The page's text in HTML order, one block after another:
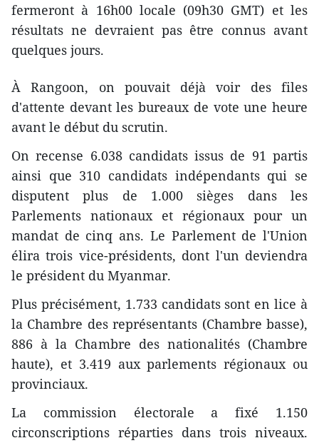
fermeront à 16h00 locale (09h30 GMT) et les
résultats ne devraient pas être connus avant
quelques jours.
À Rangoon, on pouvait déjà voir des files
d'attente devant les bureaux de vote une heure
avant le début du scrutin.
On recense 6.038 candidats issus de 91 partis
ainsi que 310 candidats indépendants qui se
disputent plus de 1.000 sièges dans les
Parlements nationaux et régionaux pour un
mandat de cinq ans. Le Parlement de l'Union
élira trois vice-présidents, dont l'un deviendra
le président du Myanmar.
Plus précisément, 1.733 candidats sont en lice à
la Chambre des représentants (Chambre basse),
886 à la Chambre des nationalités (Chambre
haute), et 3.419 aux parlements régionaux ou
provinciaux.
La commission électorale a fixé 1.150
circonscriptions réparties ​dans trois niveaux.